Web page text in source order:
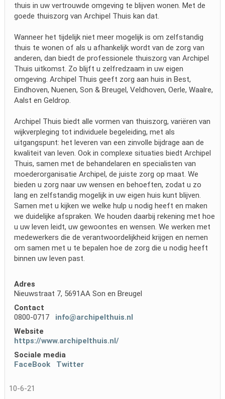
thuis in uw vertrouwde omgeving te blijven wonen. Met de
goede thuiszorg van Archipel Thuis kan dat.
Wanneer het tijdelijk niet meer mogelijk is om zelfstandig
thuis te wonen of als u afhankelijk wordt van de zorg van
anderen, dan biedt de professionele thuiszorg van Archipel
Thuis uitkomst. Zo blijft u zelfredzaam in uw eigen
omgeving. Archipel Thuis geeft zorg aan huis in Best,
Eindhoven, Nuenen, Son & Breugel, Veldhoven, Oerle, Waalre,
Aalst en Geldrop.
Archipel Thuis biedt alle vormen van thuiszorg, variëren van
wijkverpleging tot individuele begeleiding, met als
uitgangspunt: het leveren van een zinvolle bijdrage aan de
kwaliteit van leven. Ook in complexe situaties biedt Archipel
Thuis, samen met de behandelaren en specialisten van
moederorganisatie Archipel, de juiste zorg op maat. We
bieden u zorg naar uw wensen en behoeften, zodat u zo
lang en zelfstandig mogelijk in uw eigen huis kunt blijven.
Samen met u kijken we welke hulp u nodig heeft en maken
we duidelijke afspraken. We houden daarbij rekening met hoe
u uw leven leidt, uw gewoontes en wensen. We werken met
medewerkers die de verantwoordelijkheid krijgen en nemen
om samen met u te bepalen hoe de zorg die u nodig heeft
binnen uw leven past.
Adres
Nieuwstraat 7, 5691AA Son en Breugel
Contact
0800-0717 info@archipelthuis.nl
Website
https://www.archipelthuis.nl/
Sociale media
FaceBook
Twitter
10-6-21